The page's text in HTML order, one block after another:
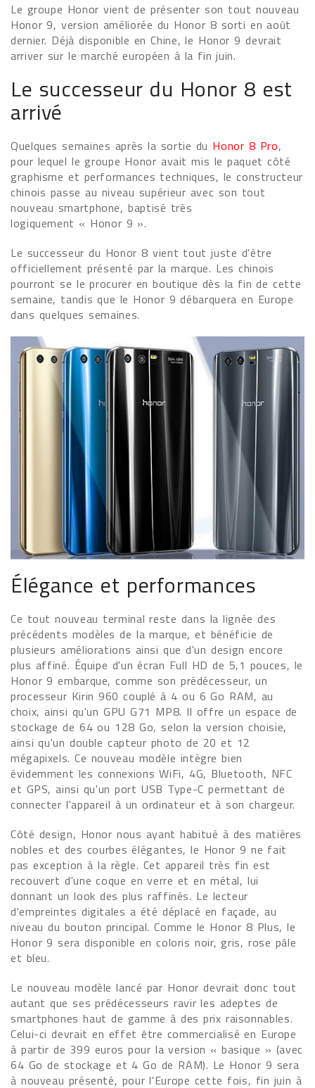
Le groupe Honor vient de présenter son tout nouveau
Honor 9, version améliorée du Honor 8 sorti en août
dernier. Déjà disponible en Chine, le Honor 9 devrait
arriver sur le marché européen à la fin juin.
Le successeur du Honor 8 est
arrivé
Quelques semaines après la sortie du Honor 8 Pro,
pour lequel le groupe Honor avait mis le paquet côté
graphisme et performances techniques, le constructeur
chinois passe au niveau supérieur avec son tout
nouveau smartphone, baptisé très
logiquement « Honor 9 ».
Le successeur du Honor 8 vient tout juste d'être
officiellement présenté par la marque. Les chinois
pourront se le procurer en boutique dès la fin de cette
semaine, tandis que le Honor 9 débarquera en Europe
dans quelques semaines.
Élégance et performances
Ce tout nouveau terminal reste dans la lignée des
précédents modèles de la marque, et bénéficie de
plusieurs améliorations ainsi que d'un design encore
plus affiné. Équipe d'un écran Full HD de 5,1 pouces, le
Honor 9 embarque, comme son prédécesseur, un
processeur Kirin 960 couplé à 4 ou 6 Go RAM, au
choix, ainsi qu'un GPU G71 MP8. Il offre un espace de
stockage de 64 ou 128 Go, selon la version choisie,
ainsi qu'un double capteur photo de 20 et 12
mégapixels. Ce nouveau modèle intègre bien
évidemment les connexions WiFi, 4G, Bluetooth, NFC
et GPS, ainsi qu'un port USB Type-C permettant de
connecter l'appareil à un ordinateur et à son chargeur.
Côté design, Honor nous ayant habitué à des matières
nobles et des courbes élégantes, le Honor 9 ne fait
pas exception à la règle. Cet appareil très fin est
recouvert d'une coque en verre et en métal, lui
donnant un look des plus raffinés. Le lecteur
d'empreintes digitales a été déplacé en façade, au
niveau du bouton principal. Comme le Honor 8 Plus, le
Honor 9 sera disponible en coloris noir, gris, rose pâle
et bleu.
Le nouveau modèle lancé par Honor devrait donc tout
autant que ses prédécesseurs ravir les adeptes de
smartphones haut de gamme à des prix raisonnables.
Celui-ci devrait en effet être commercialisé en Europe
à partir de 399 euros pour la version « basique » (avec
64 Go de stockage et 4 Go de RAM). Le Honor 9 sera
à nouveau présenté, pour l'Europe cette fois, fin juin à